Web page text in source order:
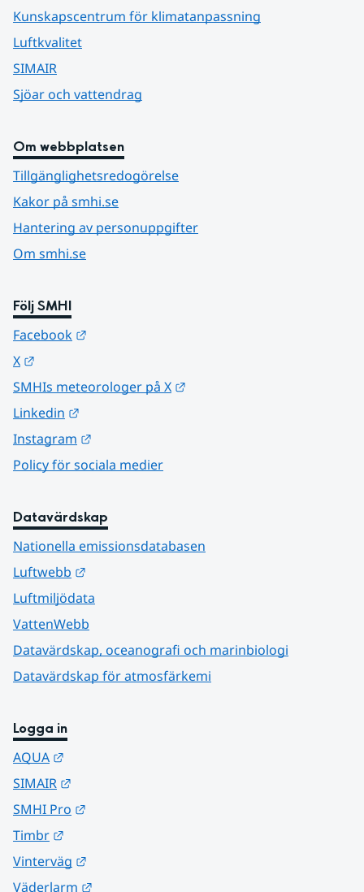
Kunskapscentrum för klimatanpassning
Luftkvalitet
SIMAIR
Sjöar och vattendrag
Om webbplatsen
Tillgänglighetsredogörelse
Kakor på smhi.se
Hantering av personuppgifter
Om smhi.se
Följ SMHI
Facebook
X
SMHIs meteorologer på X
Linkedin
Instagram
Policy för sociala medier
Datavärdskap
Nationella emissionsdatabasen
Luftwebb
Luftmiljödata
VattenWebb
Datavärdskap, oceanografi och marinbiologi
Datavärdskap för atmosfärkemi
Logga in
AQUA
SIMAIR
SMHI Pro
Timbr
Vinterväg
Väderlarm